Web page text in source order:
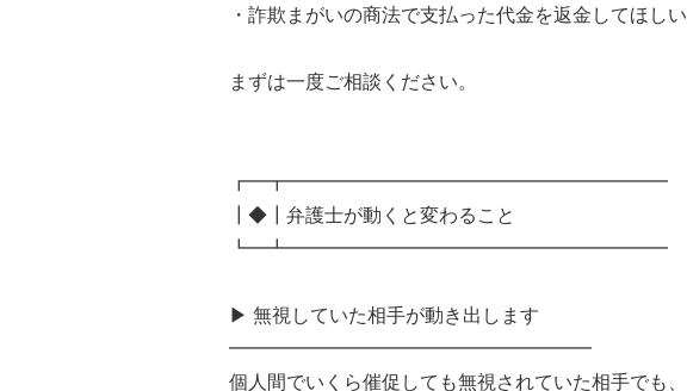
・詐欺まがいの商法で支払った代金を返金してほしい
まずは一度ご相談ください。
┏━┳━━━━━━━━━━━━━━━━━━━━
┃◆┃弁護士が動くと変わること
┗━┻━━━━━━━━━━━━━━━━━━━━
▶︎ 無視していた相手が動き出します
━━━━━━━━━━━━━━━━━━━
個人間でいくら催促しても無視されていた相手でも、